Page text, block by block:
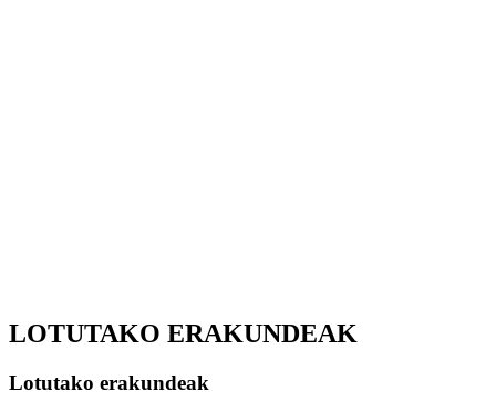
LOTUTAKO ERAKUNDEAK
Lotutako erakundeak